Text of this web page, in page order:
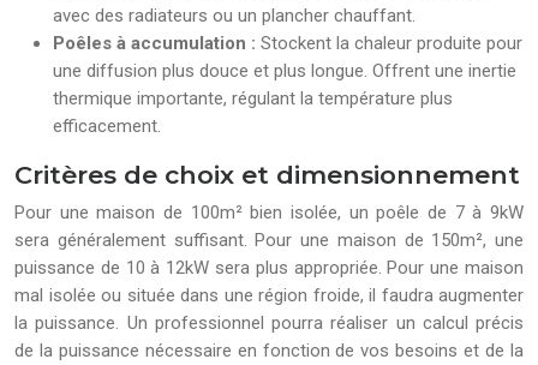
avec des radiateurs ou un plancher chauffant.
Poêles à accumulation : Stockent la chaleur produite pour
une diffusion plus douce et plus longue. Offrent une inertie
thermique importante, régulant la température plus
efficacement.
Critères de choix et dimensionnement
Pour une maison de 100m² bien isolée, un poêle de 7 à 9kW
sera généralement suffisant. Pour une maison de 150m², une
puissance de 10 à 12kW sera plus appropriée. Pour une maison
mal isolée ou située dans une région froide, il faudra augmenter
la puissance. Un professionnel pourra réaliser un calcul précis
de la puissance nécessaire en fonction de vos besoins et de la